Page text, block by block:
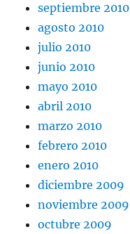
septiembre 2010
agosto 2010
julio 2010
junio 2010
mayo 2010
abril 2010
marzo 2010
febrero 2010
enero 2010
diciembre 2009
noviembre 2009
octubre 2009